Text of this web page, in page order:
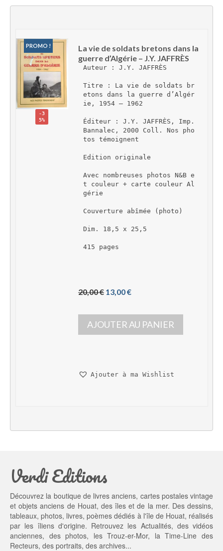
PROMO !
-3
5%
La vie de soldats bretons dans la
guerre d’Algérie – J.Y. JAFFRÈS
Auteur : J.Y. JAFFRÈS
Titre : La vie de soldats br
etons dans la guerre d’Algér
ie, 1954 – 1962
Éditeur : J.Y. JAFFRÈS, Imp.
Bannalec, 2000 Coll. Nos pho
tos témoignent
Edition originale
Avec nombreuses photos N&B e
t couleur + carte couleur Al
gérie
Couverture abîmée (photo)
Dim. 18,5 x 25,5
415 pages
20,00 € L
p
r
i
i
é
t :
0,
0
0 €.
13,00 €L
p
r
i
t
s
AJOUTER AU PANIER
Ajouter à ma Wishlist
Verdi Editions
Découvrez la boutique de livres anciens, cartes postales vintage
et objets anciens de Houat, des îles et de la mer. Des dessins,
tableaux, photos, livres, poèmes dédiés à l'île de Houat, réalisés
par les îliens d'origine. Retrouvez les Actualités, des vidéos
anciennes, desphotos, lesTrouz-er-Mor, laTime-Line des
Recteurs, des portraits, des archives...